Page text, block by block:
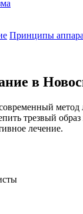
Принципы
в
метод
трезвый
лечение.